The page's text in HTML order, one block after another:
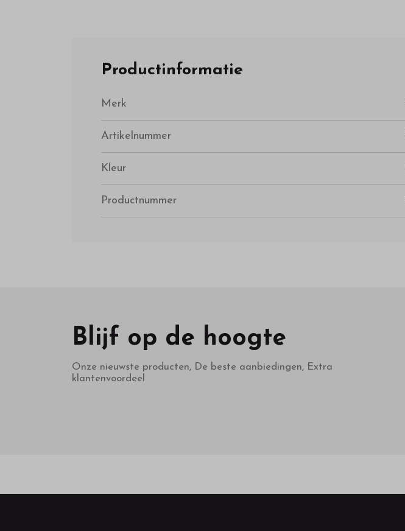
Productinformatie
Merk
Artikelnummer
Kleur
Productnummer
Blijf op de hoogte
Onze nieuwste producten, De beste aanbiedingen, Extra
klantenvoordeel